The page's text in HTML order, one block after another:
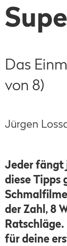
Das
von 8)
Jürgen
Jeder fängt
diese Tipps
der Zahl, 8
Ratschläge.
für deine